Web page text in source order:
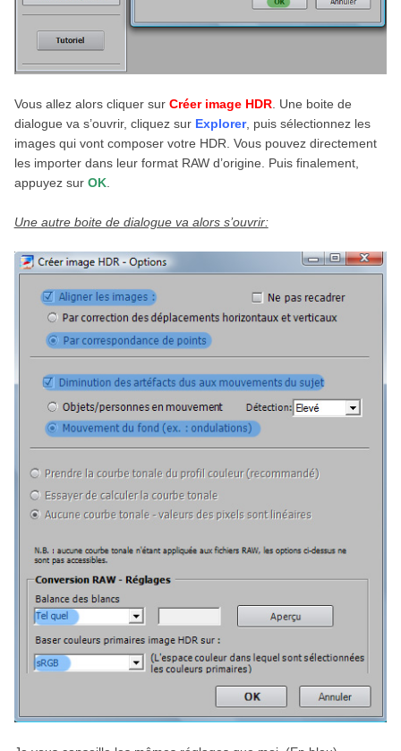
Vous allez alors cliquer sur Créer image HDR. Une boite de
dialogue va s’ouvrir, cliquez sur Explorer, puis sélectionnez les
images qui vont composer votre HDR. Vous pouvez directement
les importer dans leur format RAW d’origine. Puis finalement,
appuyez sur OK.
Une autre boite de dialogue va alors s’ouvrir: